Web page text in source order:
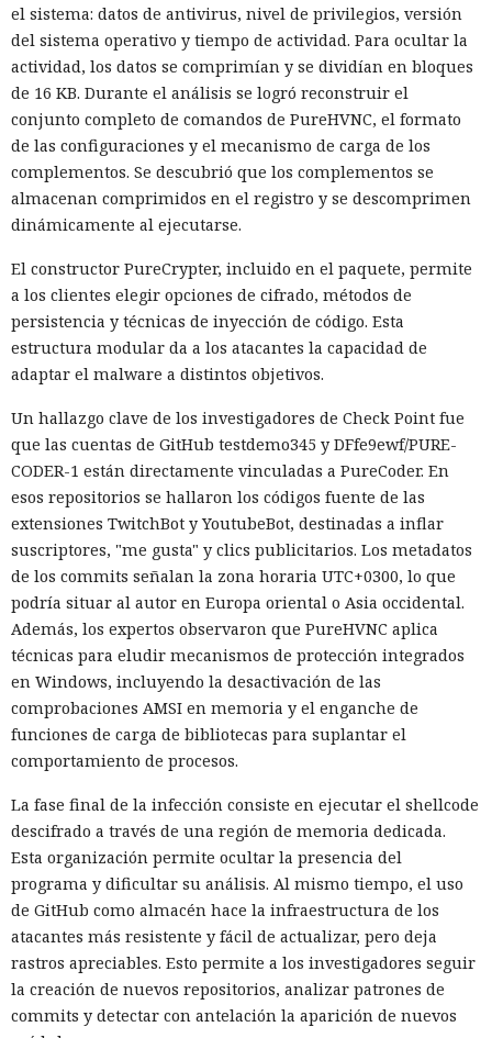
el sistema: datos de antivirus, nivel de privilegios, versión
del sistema operativo y tiempo de actividad. Para ocultar la
actividad, los datos se comprimían y se dividían en bloques
de 16 KB. Durante el análisis se logró reconstruir el
conjunto completo de comandos de PureHVNC, el formato
de las configuraciones y el mecanismo de carga de los
complementos. Se descubrió que los complementos se
almacenan comprimidos en el registro y se descomprimen
dinámicamente al ejecutarse.
El constructor PureCrypter, incluido en el paquete, permite
a los clientes elegir opciones de cifrado, métodos de
persistencia y técnicas de inyección de código. Esta
estructura modular da a los atacantes la capacidad de
adaptar el malware a distintos objetivos.
Un hallazgo clave de los investigadores de Check Point fue
que las cuentas de GitHub testdemo345 y DFfe9ewf/PURE-
CODER-1 están directamente vinculadas a PureCoder. En
esos repositorios se hallaron los códigos fuente de las
extensiones TwitchBot y YoutubeBot, destinadas a inflar
suscriptores, "me gusta" y clics publicitarios. Los metadatos
de los commits señalan la zona horaria UTC+0300, lo que
podría situar al autor en Europa oriental o Asia occidental.
Además, los expertos observaron que PureHVNC aplica
técnicas para eludir mecanismos de protección integrados
en Windows, incluyendo la desactivación de las
comprobaciones AMSI en memoria y el enganche de
funciones de carga de bibliotecas para suplantar el
comportamiento de procesos.
La fase final de la infección consiste en ejecutar el shellcode
descifrado a través de una región de memoria dedicada.
Esta organización permite ocultar la presencia del
programa y dificultar su análisis. Al mismo tiempo, el uso
de GitHub como almacén hace la infraestructura de los
atacantes más resistente y fácil de actualizar, pero deja
rastros apreciables. Esto permite a los investigadores seguir
la creación de nuevos repositorios, analizar patrones de
commits y detectar con antelación la aparición de nuevos